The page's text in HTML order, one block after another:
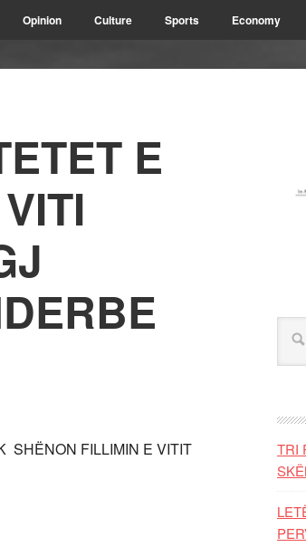
Opinion Culture Sports Economy
E
SHËNON FILLIMIN E VITIT
TRI